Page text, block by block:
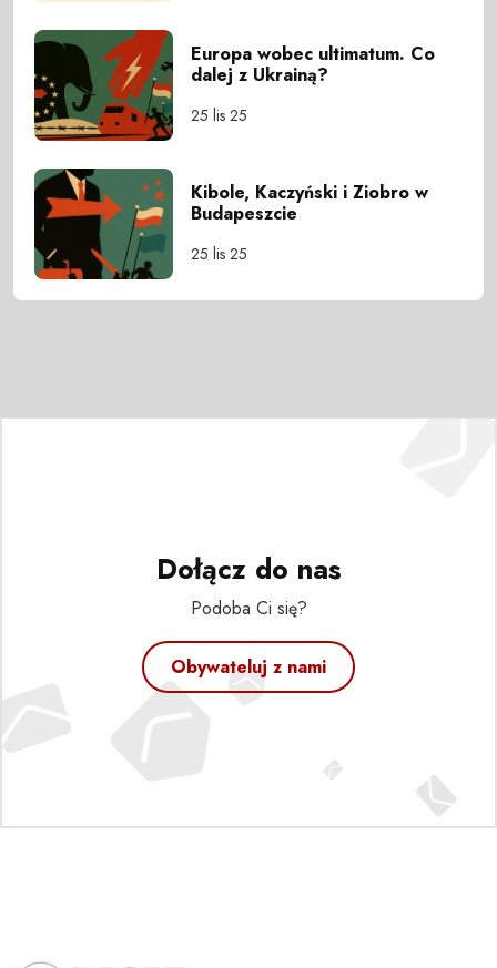
Europa wobec ultimatum. Co
dalej z Ukrainą?
25 lis 25
Kibole, Kaczyński i Ziobro w
Budapeszcie
25 lis 25
Dołącz do nas
Podoba Ci się?
Obywateluj z nami